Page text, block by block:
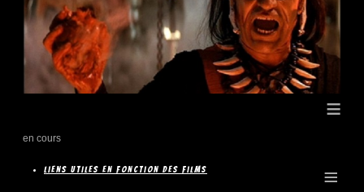
≡
en cours
Liens utiles en fonction des films ≡